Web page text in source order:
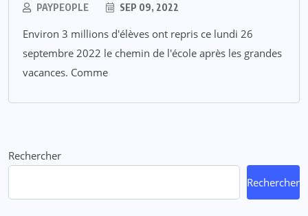
PAYPEOPLE SEP 09, 2022
Environ 3 millions d'élèves ont repris ce lundi 26
septembre 2022 le chemin de l'école après les grandes
vacances. Comme
Rechercher
Rechercher